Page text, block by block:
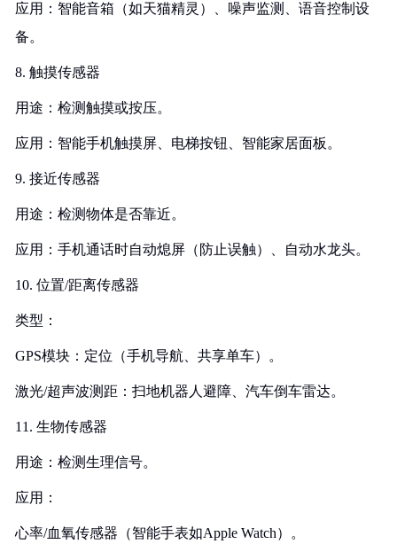
应用：智能音箱（如天猫精灵）、噪声监测、语音控制设
备。
8. 触摸传感器
用途：检测触摸或按压。
应用：智能手机触摸屏、电梯按钮、智能家居面板。
9. 接近传感器
用途：检测物体是否靠近。
应用：手机通话时自动熄屏（防止误触）、自动水龙头。
10. 位置/距离传感器
类型：
GPS模块：定位（手机导航、共享单车）。
激光/超声波测距：扫地机器人避障、汽车倒车雷达。
11. 生物传感器
用途：检测生理信号。
应用：
心率/血氧传感器（智能手表如Apple Watch）。